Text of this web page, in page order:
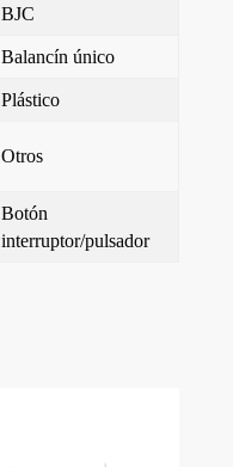
BJC
Balancín único
Plástico
Otros
Botón
interruptor/pulsador